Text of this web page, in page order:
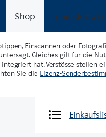
Shop meinklett.ch
Einscannen oder
Gleiches gilt für die
hat. Verstösse stellen
Sie die Lizenz-